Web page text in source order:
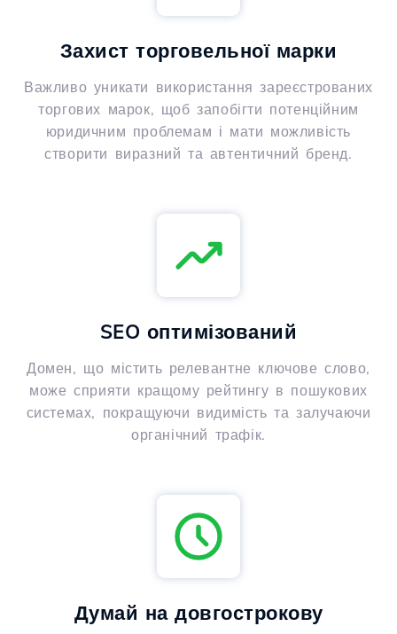
Захист торговельної марки
Важливо уникати використання зареєстрованих
торгових марок, щоб запобігти потенційним
юридичним проблемам і мати можливість
створити виразний та автентичний бренд.
SEO оптимізований
Домен, що містить релевантне ключове слово,
може сприяти кращому рейтингу в пошукових
системах, покращуючи видимість та залучаючи
органічний трафік.
Думай на довгострокову